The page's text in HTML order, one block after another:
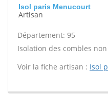
Isol paris Menucourt
Artisan
Département: 95
Isolation des combles
Voir la fiche artisan : Isol